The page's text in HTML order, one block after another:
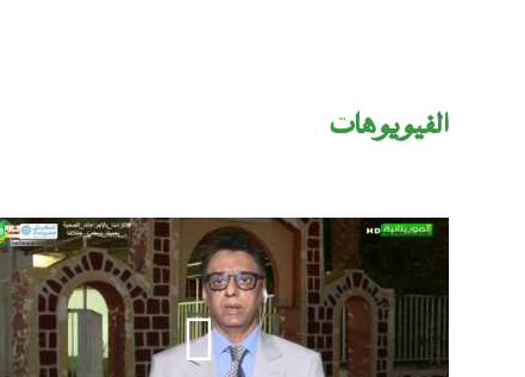
اﻟﻔﻴﻮﻳﻮﻫﺎت